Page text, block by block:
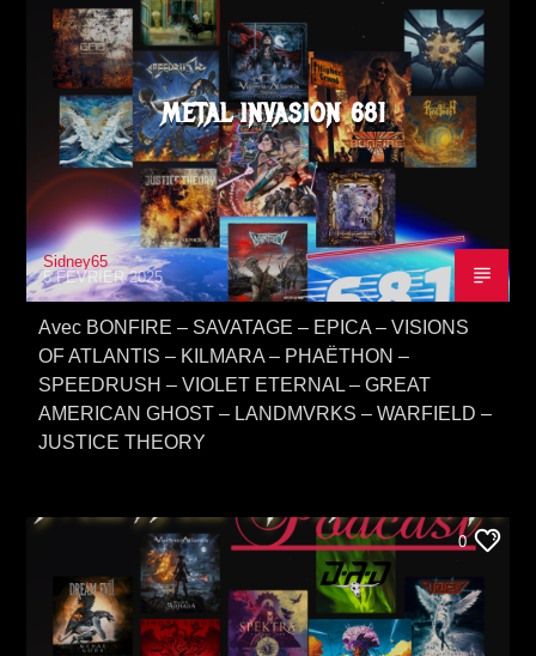
METAL INVASION 681
Sidney65
5 FÉVRIER 2025
Avec BONFIRE – SAVATAGE – EPICA – VISIONS
OF ATLANTIS – KILMARA – PHAËTHON –
SPEEDRUSH – VIOLET ETERNAL – GREAT
AMERICAN GHOST – LANDMVRKS – WARFIELD –
JUSTICE THEORY
0